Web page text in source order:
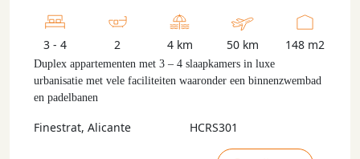
3 - 4 2 4 km 50 km 148 m2
Duplex appartementen met 3 – 4 slaapkamers in luxe
urbanisatie met vele faciliteiten waaronder een binnenzwembad
en padelbanen
Finestrat, Alicante HCRS301